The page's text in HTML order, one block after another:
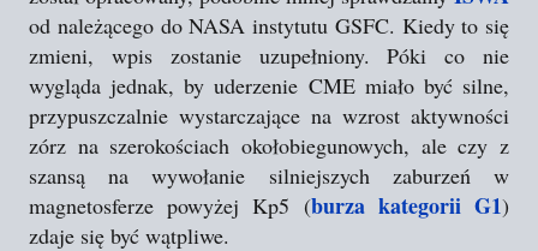
od należącego do NASA instytutu GSFC. Kiedy to się
zmieni, wpis zostanie uzupełniony. Póki co nie
wygląda jednak, by uderzenie CME miało być silne,
przypuszczalnie wystarczające na wzrost aktywności
zórz na szerokościach okołobiegunowych, ale czy z
szansą na wywołanie silniejszych zaburzeń w
magnetosferze powyżej Kp5 (burza kategorii G1)
zdaje się być wątpliwe.